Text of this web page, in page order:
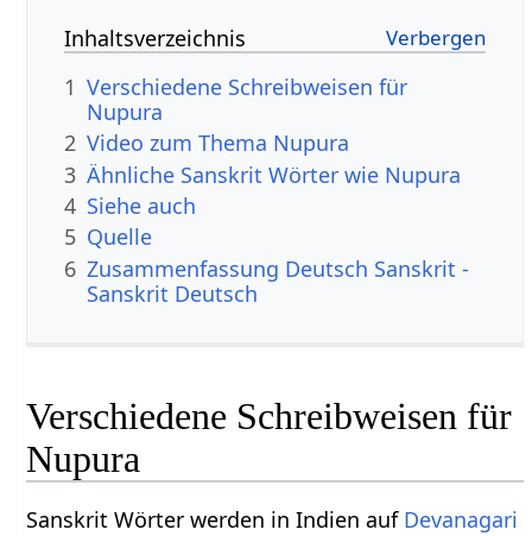
Inhaltsverzeichnis
1 Verschiedene Schreibweisen für
Nupura
2 Video zum Thema Nupura
3 Ähnliche Sanskrit Wörter wie Nupura
4 Siehe auch
5 Quelle
6 Zusammenfassung Deutsch Sanskrit -
Sanskrit Deutsch
Verschiedene Schreibweisen für
Nupura
Sanskrit Wörter werden in Indien auf Devanagari